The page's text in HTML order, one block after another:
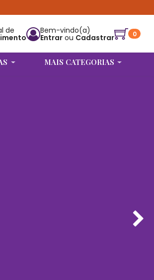
de Bem-vindo(a)
Entrar ou Cadastrar 0
MAIS CATEGORIAS
S/ BOJO EMILLY